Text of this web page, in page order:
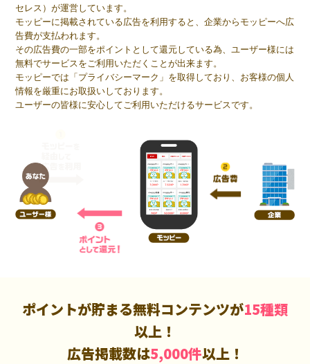
セレス）が運営しています。
モッピーに掲載されている広告を利用すると、企業からモッピーへ広
告費が支払われます。
その広告費の一部をポイントとして還元している為、ユーザー様には
無料でサービスをご利用いただくことが出来ます。
モッピーでは「プライバシーマーク」を取得しており、お客様の個人
情報を厳重にお取扱いしております。
ユーザーの皆様に安心してご利用いただけるサービスです。
ポイントが貯まる無料コンテンツが15種類
以上！
広告掲載数は5,000件以上！